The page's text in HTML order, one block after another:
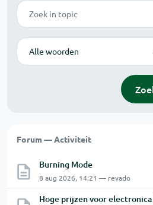
Zoek
Modus
Forum — Activiteit
Burning Mode
8 aug 2026, 14:21 — revado
Hoge prijzen voor